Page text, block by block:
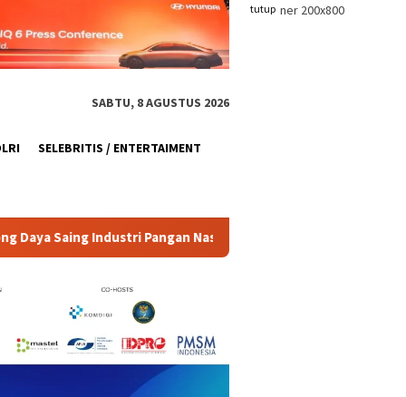
tutup
SABTU, 8 AGUSTUS 2026
SELEBRITIS / ENTERTAIMENT
Nasional Hadapi Pasar Global